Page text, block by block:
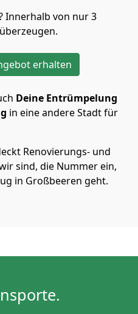
Innerhalb von nur 3
erhalten
Deine Entrümpelung
in eine andere Stadt für
Renovierungs- und
sind, die Nummer ein,
in Großbeeren geht.